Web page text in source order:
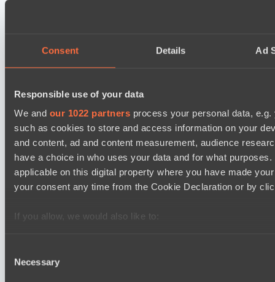
Consent Details Ad
Responsible use of your data
We and our 1022 partners process your personal data,
such as cookies to store and access information on your
and content, ad and content measurement, audience
have a choice in who uses your data and for what
applicable on this digital property where you have made
your consent any time from the Cookie Declaration or by
If you allow, we would also like to:
Identify your device by actively scanning it for
Selection
Necessary
Team Kicked
BO3
NEXA
09:00
Power Rangers
BO3
Team Syntax
Asgard Championship Season 1